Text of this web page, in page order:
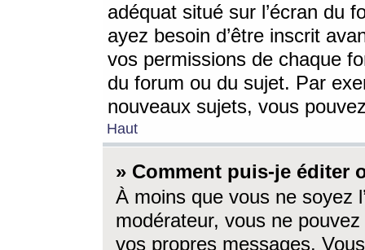
adéquat situé sur l’écran du
ayez besoin d’être inscrit
vos permissions de chaque
du forum ou du sujet. Par
nouveaux sujets, vous
Haut
» Comment puis-je éditer
À moins que vous ne soyez
modérateur, vous ne
vos propres messages.